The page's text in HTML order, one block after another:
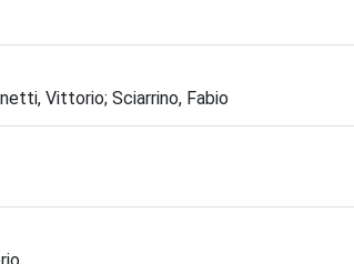
Vittorio; Sciarrino, Fabio